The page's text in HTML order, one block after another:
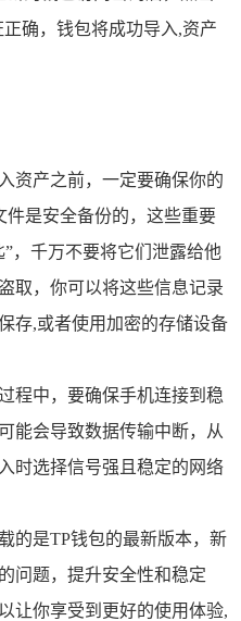
确，钱包将成功导入,资产
资产之前，一定要确保你的
件是安全备份的，这些重要
，千万不要将它们泄露给他
取，你可以将这些信息记录
存,或者使用加密的存储设备
程中，要确保手机连接到稳
能会导致数据传输中断，从
时选择信号强且稳定的网络
的是TP钱包的最新版本，新
问题，提升安全性和稳定
让你享受到更好的使用体验,